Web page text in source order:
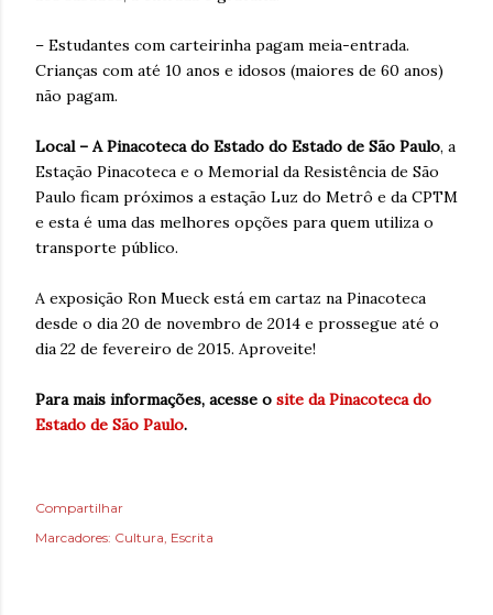
– Estudantes com carteirinha pagam meia-entrada.
Crianças com até 10 anos e idosos (maiores de 60 anos)
não pagam.
Local – A Pinacoteca do Estado do Estado de São Paulo, a
Estação Pinacoteca e o Memorial da Resistência de São
Paulo ficam próximos a estação Luz do Metrô e da CPTM
e esta é uma das melhores opções para quem utiliza o
transporte público.
A exposição Ron Mueck está em cartaz na Pinacoteca
desde o dia 20 de novembro de 2014 e prossegue até o
dia 22 de fevereiro de 2015. Aproveite!
Para mais informações, acesse o site da Pinacoteca do
Estado de São Paulo.
Compartilhar
Marcadores: Cultura Escrita